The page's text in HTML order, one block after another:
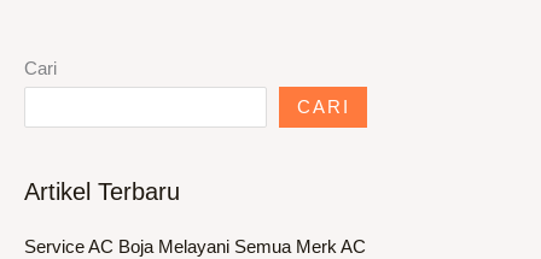
Cari
CARI
Artikel Terbaru
Service AC Boja Melayani Semua Merk AC